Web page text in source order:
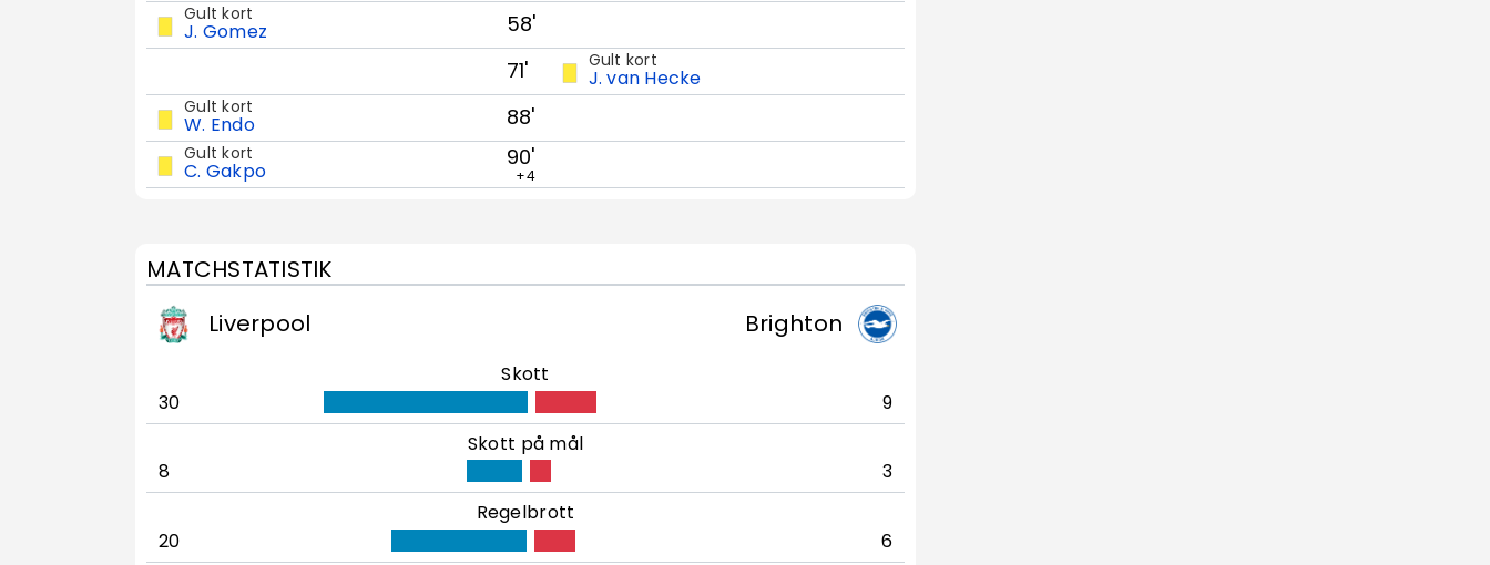
Gult kort
J. Gomez
58'
71'
Gult kort
J. van Hecke
Gult kort
W. Endo 88'
Gult kort
C. Gakpo
90'
+4
MATCHSTATISTIK
Liverpool
Brighton
Skott
30
9
Skott på mål
8
3
Regelbrott
20
6